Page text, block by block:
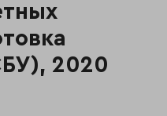
2020